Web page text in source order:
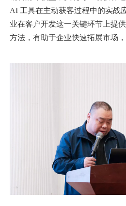
AI 工具在主动获客过程中的实战
业在客户开发这一关键环节上提
方法，有助于企业快速拓展市场，